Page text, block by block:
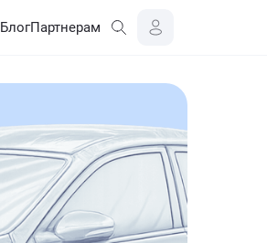
БлогПартнерам